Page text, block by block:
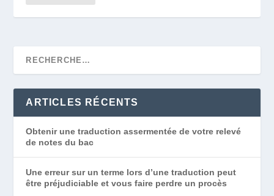
ARTICLES RÉCENTS
Obtenir une traduction assermentée de votre relevé
de notes du bac
Une erreur sur un terme lors d’une traduction peut
être préjudiciable et vous faire perdre un procès